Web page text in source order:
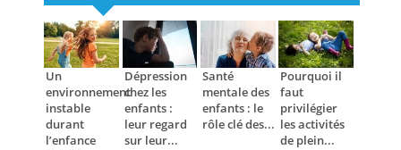
Un
environnement
instable
durant
l’enfance
Dépression
chez les
enfants :
leur regard
sur leur...
Santé
mentale des
enfants : le
rôle clé des...
Pourquoi il
faut
privilégier
les activités
de plein...